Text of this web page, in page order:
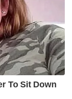
To Sit Down